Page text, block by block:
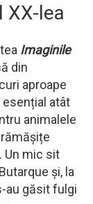
XX-lea
Imaginile
din
aproape
esențial atât
animalele
Un mic sit
și, la
au găsit fulgi